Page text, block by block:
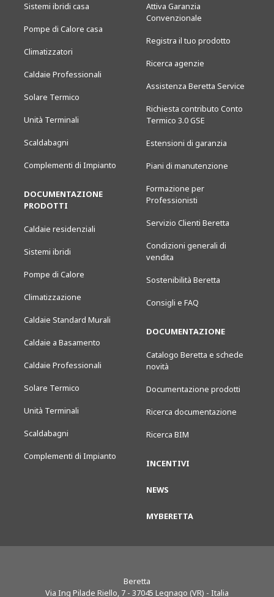
Sistemi ibridi casa
Pompe di Calore casa
Climatizzatori
Caldaie Professionali
Solare Termico
Unità Terminali
Scaldabagni
Complementi di Impianto
DOCUMENTAZIONE
PRODOTTI
Caldaie residenziali
Sistemi ibridi
Pompe di Calore
Climatizzazione
Caldaie Standard Murali
Caldaie a Basamento
Caldaie Professionali
Solare Termico
Unità Terminali
Scaldabagni
Complementi di Impianto
Attiva Garanzia
Convenzionale
Registra il tuo prodotto
Ricerca agenzie
Assistenza Beretta Service
Richiesta contributo Conto
Termico 3.0 GSE
Estensioni di garanzia
Piani di manutenzione
Formazione per
Professionisti
Servizio Clienti Beretta
Condizioni generali di
vendita
Sostenibilità Beretta
Consigli e FAQ
DOCUMENTAZIONE
Catalogo Beretta e schede
novità
Documentazione prodotti
Ricerca documentazione
Ricerca BIM
INCENTIVI
NEWS
MYBERETTA
Beretta
Via Ing Pilade Riello, 7 - 37045 Legnago (VR) - Italia